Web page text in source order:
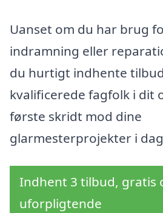
Uanset om du har brug
indramning eller
du hurtigt indhente
kvalificerede fagfolk i dit
første skridt mod dine
glarmesterprojekter i
Indhent 3 tilbud, gratis
uforpligtende